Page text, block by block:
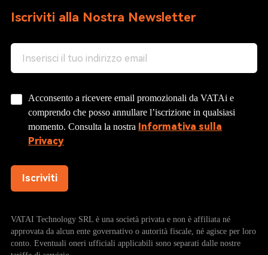
Iscriviti alla Nostra Newsletter
Acconsento a ricevere email promozionali da VATAi e
comprendo che posso annullare l’iscrizione in qualsiasi
momento. Consulta la nostra Informativa sulla
Privacy
Iscriviti
VATAI Technology SRL è una società privata e non è affiliata né
approvata da alcun ente governativo o autorità fiscale, né agisce per loro
conto. Eventuali oneri ufficiali applicabili sono separati dalle nostre